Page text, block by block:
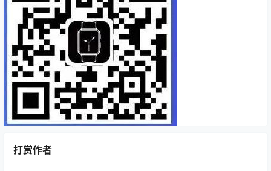
打赏作者